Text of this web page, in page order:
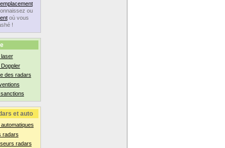
emplacement
ou
où vous
!
laser
des radars
et auto
automatiques
radars
radars